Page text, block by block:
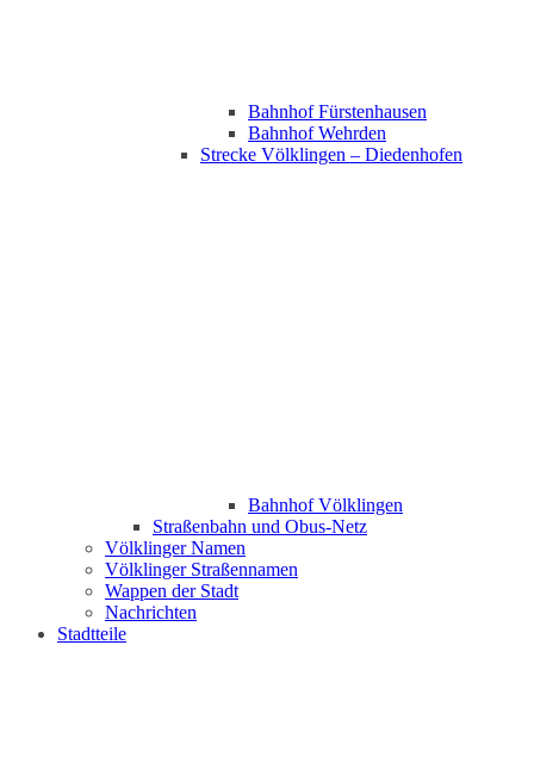
Bahnhof Fürstenhausen
Bahnhof Wehrden
Strecke Völklingen – Diedenhofen
Bahnhof Völklingen
Straßenbahn und Obus-Netz
Völklinger Namen
Völklinger Straßennamen
Wappen der Stadt
Nachrichten
Stadtteile